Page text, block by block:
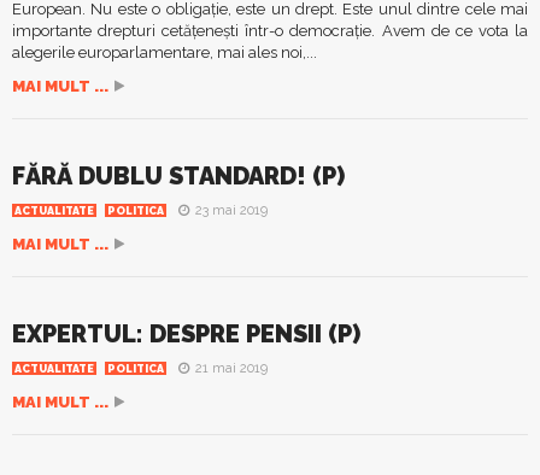
European. Nu este o obligație, este un drept. Este unul dintre cele mai
importante drepturi cetățenești într-o democrație. Avem de ce vota la
alegerile europarlamentare, mai ales noi,...
MAI MULT ...
FĂRĂ DUBLU STANDARD! (P)
ACTUALITATE POLITICA 23 mai 2019
MAI MULT ...
EXPERTUL: DESPRE PENSII (P)
ACTUALITATE POLITICA 21 mai 2019
MAI MULT ...